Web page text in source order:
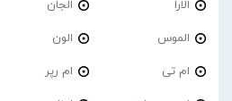
الارا الجان
الموس الون
ام تی ام رپر